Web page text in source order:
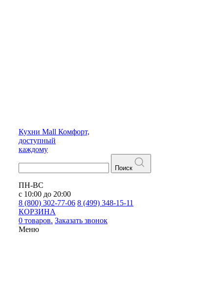
Кухни Mall Комфорт,
доступный
каждому
Поиск
ПН-ВС
с 10:00 до 20:00
8 (800) 302-77-06 8 (499) 348-15-11
КОРЗИНА
0 товаров. Заказать звонок
Меню